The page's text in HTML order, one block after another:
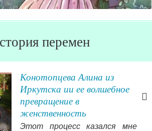
перемен
Конотопцева Алина из
Иркутска ии ее волшебное
превращение в
женственность
Этот процесс казался мне